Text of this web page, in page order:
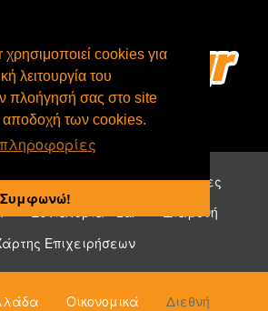
cookies για
λειτουργία του
πλοήγησή σας στο site
αποδοχή των cookies.
Συμφωνώ!
δέχονται bitcoin:
Υπηρεσίες
Εστιατόρια - Bar
Διαμονή
Επιχειρήσεων
Οικονομικά
Διεθνή